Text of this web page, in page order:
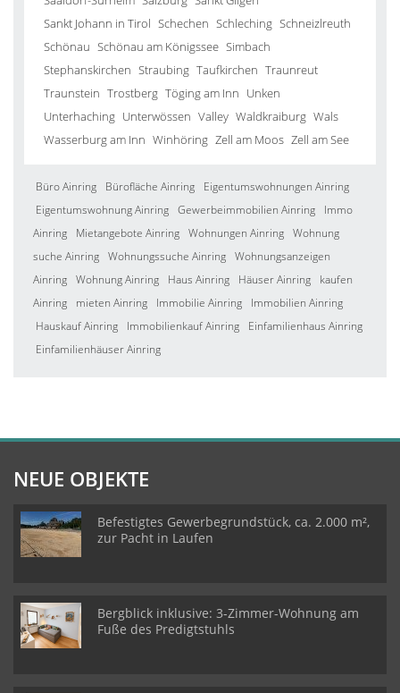
Sankt Johann in Tirol Schechen Schleching Schneizlreuth
Schönau Schönau am Königssee Simbach
Stephanskirchen Straubing Taufkirchen Traunreut
Traunstein Trostberg Töging am Inn Unken
Unterhaching Unterwössen Valley Waldkraiburg Wals
Wasserburg am Inn Winhöring Zell am Moos Zell am See
Büro Ainring Bürofläche Ainring
Eigentumswohnungen Ainring
Eigentumswohnung Ainring Gewerbeimmobilien Ainring
Immo
Ainring
Mietangebote Ainring Wohnungen Ainring Wohnung
suche Ainring Wohnungssuche Ainring Wohnungsanzeigen
Ainring Wohnung Ainring Haus Ainring Häuser Ainring
kaufen
Ainring
mieten Ainring Immobilie Ainring
Immobilien Ainring
Hauskauf Ainring
Immobilienkauf Ainring
Einfamilienhaus Ainring
Einfamilienhäuser Ainring
NEUE OBJEKTE
Befestigtes Gewerbegrundstück, ca. 2.000 m²,
zur Pacht in Laufen
Bergblick inklusive: 3-Zimmer-Wohnung am
Fuße des Predigtstuhls